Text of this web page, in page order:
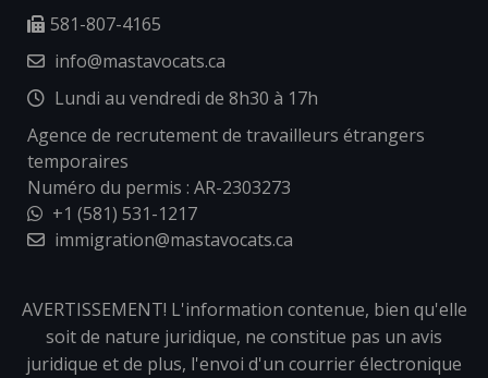
581-807-4165
info@mastavocats.ca
Lundi au vendredi de 8h30 à 17h
Agence de recrutement de travailleurs étrangers
temporaires
Numéro du permis : AR-2303273
+1 (581) 531-1217
immigration@mastavocats.ca
AVERTISSEMENT! L'information contenue, bien qu'elle
soit de nature juridique, ne constitue pas un avis
juridique et de plus, l'envoi d'un courrier électronique